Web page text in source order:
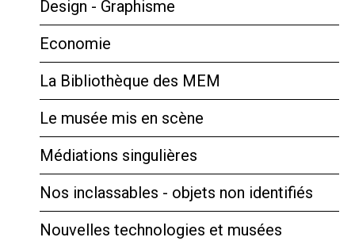
Design - Graphisme
Economie
La Bibliothèque des MEM
Le musée mis en scène
Médiations singulières
Nos inclassables - objets non identifiés
Nouvelles technologies et musées